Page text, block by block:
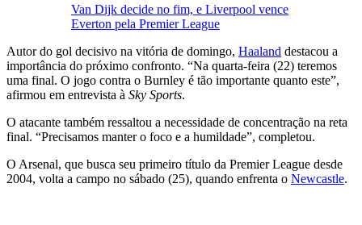
Van Dijk decide no fim, e Liverpool vence
Everton pela Premier League
Autor do gol decisivo na vitória de domingo, Haaland destacou a
importância do próximo confronto. “Na quarta-feira (22) teremos
uma final. O jogo contra o Burnley é tão importante quanto este”,
afirmou em entrevista à Sky Sports.
O atacante também ressaltou a necessidade de concentração na reta
final. “Precisamos manter o foco e a humildade”, completou.
O Arsenal, que busca seu primeiro título da Premier League desde
2004, volta a campo no sábado (25), quando enfrenta o Newcastle.